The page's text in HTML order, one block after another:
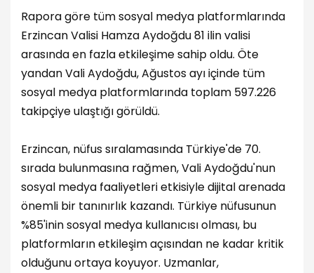
Rapora göre tüm sosyal medya platformlarında
Erzincan Valisi Hamza Aydoğdu 81 ilin valisi
arasında en fazla etkileşime sahip oldu. Öte
yandan Vali Aydoğdu, Ağustos ayı içinde tüm
sosyal medya platformlarında toplam 597.226
takipçiye ulaştığı görüldü.
Erzincan, nüfus sıralamasında Türkiye'de 70.
sırada bulunmasına rağmen, Vali Aydoğdu'nun
sosyal medya faaliyetleri etkisiyle dijital arenada
önemli bir tanınırlık kazandı. Türkiye nüfusunun
%85'inin sosyal medya kullanıcısı olması, bu
platformların etkileşim açısından ne kadar kritik
olduğunu ortaya koyuyor. Uzmanlar,